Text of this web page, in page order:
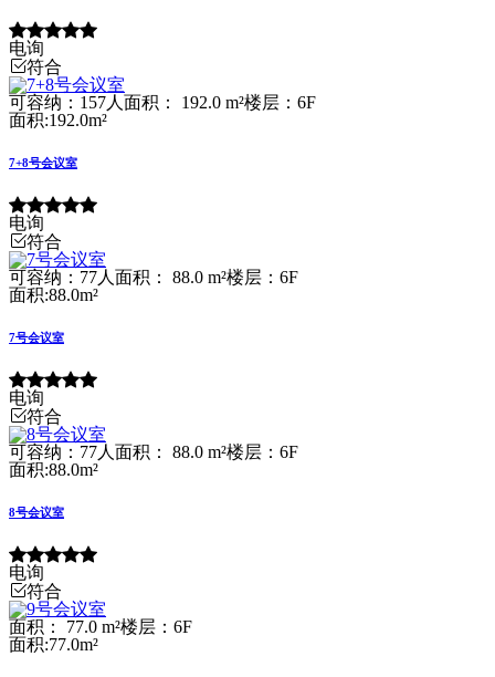
电询
符合
可容纳：157人 面积： 192.0 m²楼层：6F
面积:192.0m²
7+8号会议室
电询
符合
可容纳：77人 面积： 88.0 m²楼层：6F
面积:88.0m²
7号会议室
电询
符合
可容纳：77人 面积： 88.0 m²楼层：6F
面积:88.0m²
8号会议室
电询
符合
面积： 77.0 m²楼层：6F
面积:77.0m²